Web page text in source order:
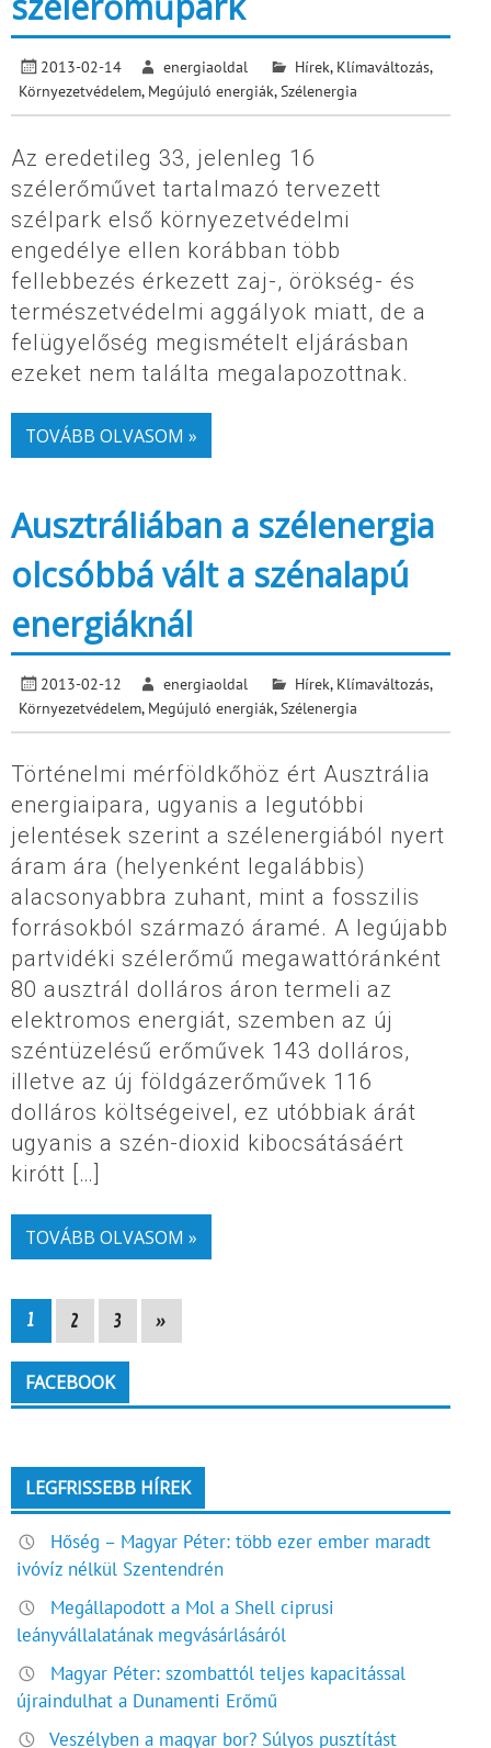
2013-02-14 energiaoldal Hírek, Klímaváltozás,
Környezetvédelem, Megújuló energiák, Szélenergia
Az eredetileg 33, jelenleg 16
szélerőművet tartalmazó tervezett
szélpark első környezetvédelmi
engedélye ellen korábban több
fellebbezés érkezett zaj-, örökség- és
természetvédelmi aggályok miatt, de a
felügyelőség megismételt eljárásban
ezeket nem találta megalapozottnak.
TOVÁBB OLVASOM »
Ausztráliában a szélenergia
olcsóbbá vált a szénalapú
energiáknál
2013-02-12 energiaoldal Hírek, Klímaváltozás,
Környezetvédelem, Megújuló energiák, Szélenergia
Történelmi mérföldkőhöz ért Ausztrália
energiaipara, ugyanis a legutóbbi
jelentések szerint a szélenergiából nyert
áram ára (helyenként legalábbis)
alacsonyabbra zuhant, mint a fosszilis
forrásokból származó áramé. A legújabb
partvidéki szélerőmű megawattóránként
80 ausztrál dolláros áron termeli az
elektromos energiát, szemben az új
széntüzelésű erőművek 143 dolláros,
illetve az új földgázerőművek 116
dolláros költségeivel, ez utóbbiak árát
ugyanis a szén-dioxid kibocsátásáért
kirótt […]
TOVÁBB OLVASOM »
1 2 3 »
FACEBOOK
LEGFRISSEBB HÍREK
Hőség – Magyar Péter: több ezer ember maradt
ivóvíz nélkül Szentendrén
Megállapodott a Mol a Shell ciprusi
leányvállalatának megvásárlásáról
Magyar Péter: szombattól teljes kapacitással
újraindulhat a Dunamenti Erőmű
Veszélyben a magyar bor? Súlyos pusztítást